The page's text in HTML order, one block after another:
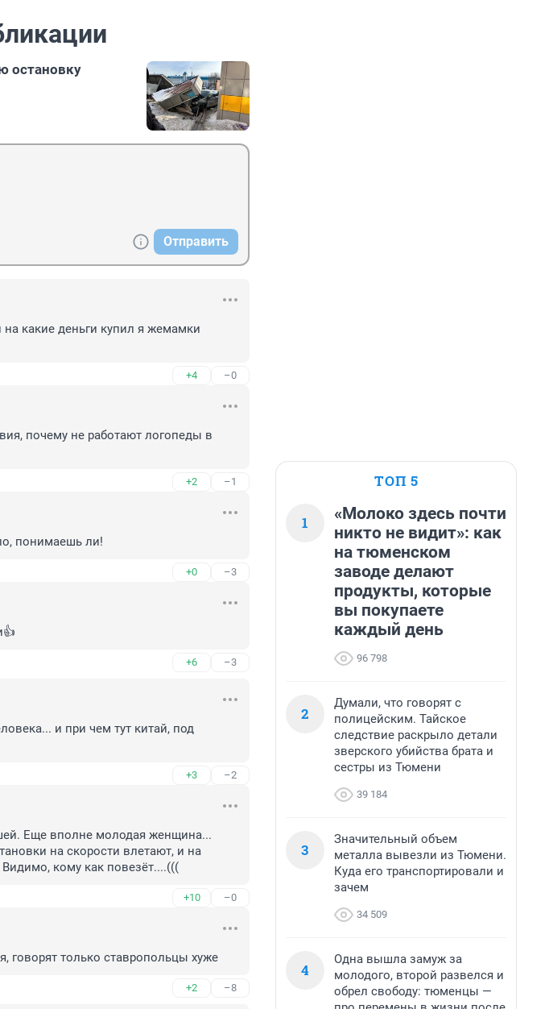
остановку
Отправить
на какие деньги купил я жемамки
+4 –0
почему не работают логопеды в
+2 –1
понимаешь ли!
+0 –3
+6 –3
и при чем тут китай, под
+3 –2
Еще вполне молодая женщина...
на скорости влетают, и на
кому как повезёт....(((
+10 –0
говорят только ставропольцы хуже
+2 –8
ТОП 5
1
«Молоко здесь почти
никто не видит»: как
на тюменском
заводе делают
продукты, которые
вы покупаете
каждый день
96 798
2
Думали, что говорят с
полицейским. Тайское
следствие раскрыло детали
зверского убийства брата и
сестры из Тюмени
39 184
3
Значительный объем
металла вывезли из Тюмени.
Куда его транспортировали и
зачем
34 509
4
Одна вышла замуж за
молодого, второй развелся и
обрел свободу: тюменцы —